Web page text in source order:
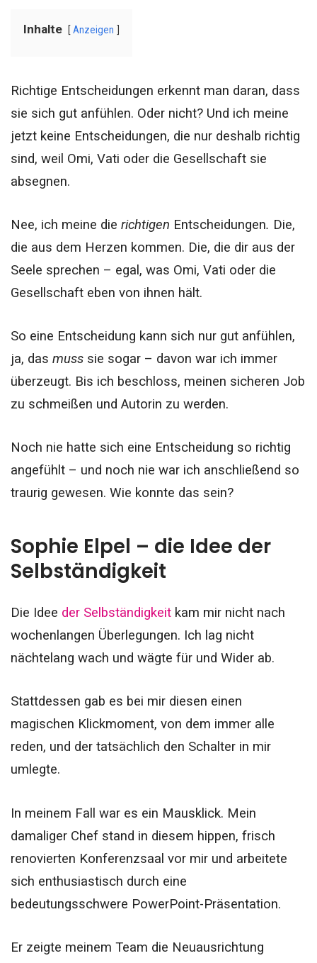
Inhalte Anzeigen
Richtige Entscheidungen erkennt man daran, dass
sie sich gut anfühlen. Oder nicht? Und ich meine
jetzt keine Entscheidungen, die nur deshalb richtig
sind, weil Omi, Vati oder die Gesellschaft sie
absegnen.
Nee, ich meine die richtigen Entscheidungen. Die,
die aus dem Herzen kommen. Die, die dir aus der
Seele sprechen – egal, was Omi, Vati oder die
Gesellschaft eben von ihnen hält.
So eine Entscheidung kann sich nur gut anfühlen,
ja, das muss sie sogar – davon war ich immer
überzeugt. Bis ich beschloss, meinen sicheren Job
zu schmeißen und Autorin zu werden.
Noch nie hatte sich eine Entscheidung so richtig
angefühlt – und noch nie war ich anschließend so
traurig gewesen. Wie konnte das sein?
Sophie Elpel – die Idee der
Selbständigkeit
Die Idee der Selbständigkeit kam mir nicht nach
wochenlangen Überlegungen. Ich lag nicht
nächtelang wach und wägte für und Wider ab.
Stattdessen gab es bei mir diesen einen
magischen Klickmoment, von dem immer alle
reden, und der tatsächlich den Schalter in mir
umlegte.
In meinem Fall war es ein Mausklick. Mein
damaliger Chef stand in diesem hippen, frisch
renovierten Konferenzsaal vor mir und arbeitete
sich enthusiastisch durch eine
bedeutungsschwere PowerPoint-Präsentation.
Er zeigte meinem Team die Neuausrichtung